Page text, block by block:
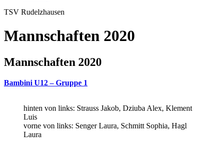
TSV Rudelzhausen
Mannschaften 2020
Mannschaften 2020
Bambini U12 – Gruppe 1
hinten von links: Strauss Jakob, Dziuba Alex, Klement
Luis
vorne von links: Senger Laura, Schmitt Sophia, Hagl
Laura